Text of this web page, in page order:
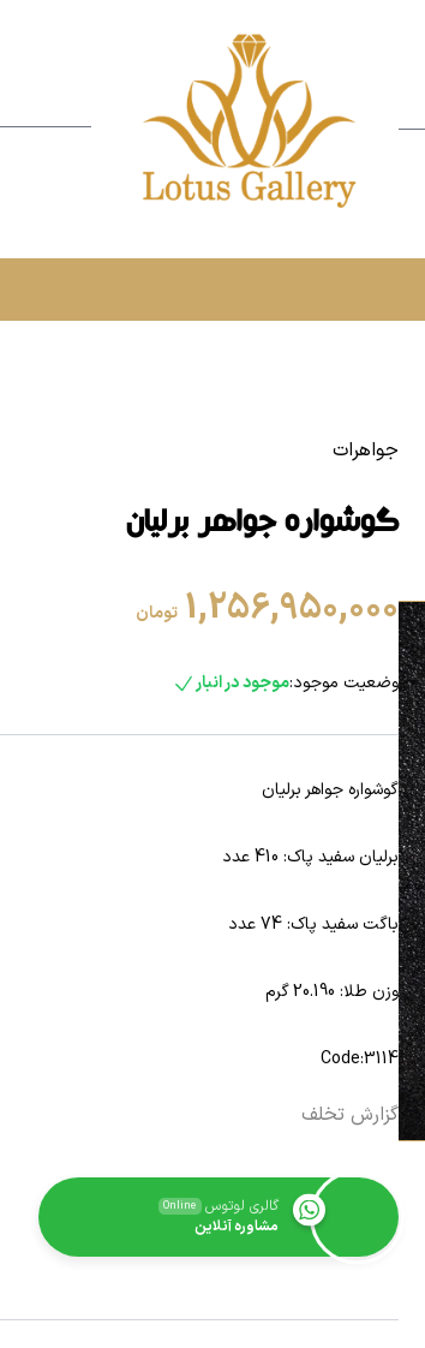
جواهرات
گوشواره جواهر برلیان
1,256,950,000 تومان
وضعیت موجود:موجود در انبار
گوشواره جواهر برلیان
برلیان سفید پاک: 410 عدد
باگت سفید پاک: 74 عدد
وزن طلا: 20.190 گرم
Code:3114
گزارش تخلف
گالری لوتوس Online
مشاوره آنلاین